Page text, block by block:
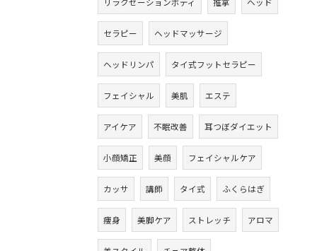
リラクゼーションボディ 推拿 ヘッド
セラピー ヘッドマッサージ
ヘッドリンパ タイ式フットセラピー
フェイシャル 美肌 エステ
アイケア 不眠改善 耳つぼダイエット
小顔矯正 美顔 フェイシャルケア
カッサ 講師 タイ式 ふくらはぎ
痩身 美脚ケア ストレッチ アロマ